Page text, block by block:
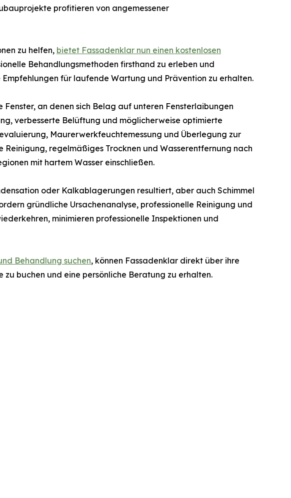
profitieren von angemessener
zu helfen, bietet Fassadenklar nun einen kostenlosen
Behandlungsmethoden firsthand zu erleben und
für laufende Wartung und Prävention zu erhalten.
an denen sich Belag auf unteren Fensterlaibungen
verbesserte Belüftung und möglicherweise optimierte
Maurerwerkfeuchtemessung und Überlegung zur
regelmäßiges Trocknen und Wasserentfernung nach
mit hartem Wasser einschließen.
oder Kalkablagerungen resultiert, aber auch Schimmel
gründliche Ursachenanalyse, professionelle Reinigung und
minimieren professionelle Inspektionen und
Behandlung suchen, können Fassadenklar direkt über ihre
buchen und eine persönliche Beratung zu erhalten.